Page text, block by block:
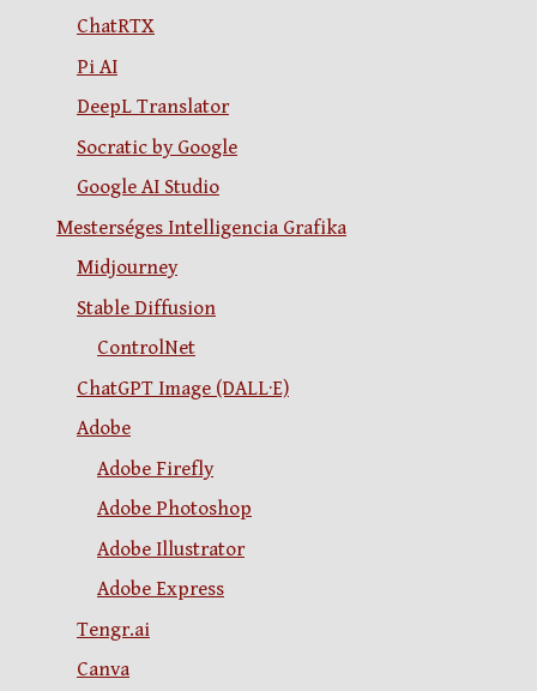
ChatRTX
Pi AI
DeepL Translator
Socratic by Google
Google AI Studio
Mesterséges Intelligencia Grafika
Midjourney
Stable Diffusion
ControlNet
ChatGPT Image (DALL·E)
Adobe
Adobe Firefly
Adobe Photoshop
Adobe Illustrator
Adobe Express
Tengr.ai
Canva